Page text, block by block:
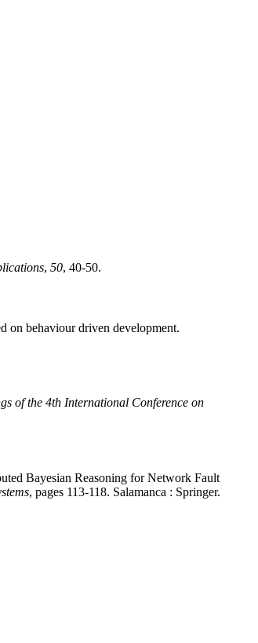
, 50, 40-50.
on behaviour driven development.
of the 4th International Conference on
Bayesian Reasoning for Network Fault
, pages 113-118. Salamanca : Springer.